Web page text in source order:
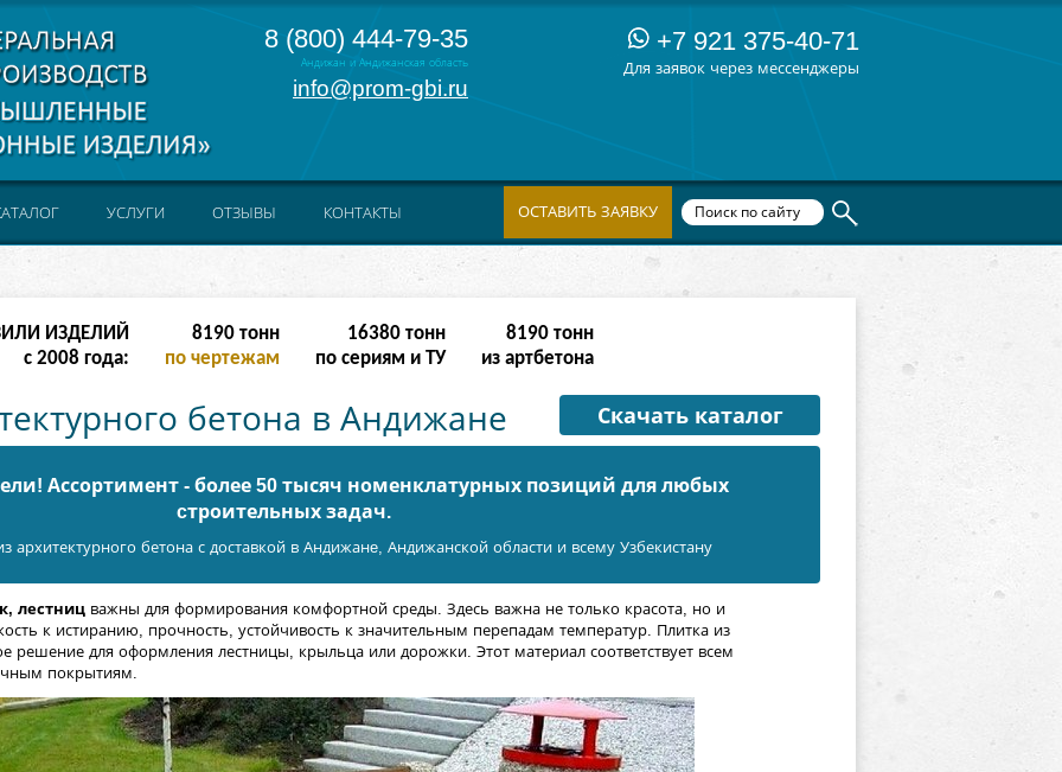
8 (800) 444-79-35
Андижан и Андижанская область
info@prom-gbi.ru
+7 921 375-40-71
Для заявок через мессенджеры
УСЛУГИ ОТЗЫВЫ КОНТАКТЫ ОСТАВИТЬ ЗАЯВКУ
ИЗДЕЛИЙ
с 2008 года:
32766тонн
по чертежам
65532тонн
по сериям и ТУ
32766тонн
из артбетона
Скачать каталог
бетона в Андижане
Ассортимент - более 50 тысяч номенклатурных позиций для любых
cтроительных задач.
архитектурного бетона с доставкой в Андижанe, Андижанской области и всему Узбекистану
лестниц важны для формирования комфортной среды. Здесь важна не только красота, но и
к истиранию, прочность, устойчивость к значительным перепадам температур. Плитка из
решение для оформления лестницы, крыльца или дорожки. Этот материал соответствует всем
покрытиям.